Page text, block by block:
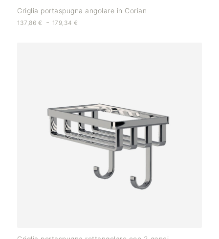
Griglia portaspugna angolare in Corian
137,86 € - 179,34€